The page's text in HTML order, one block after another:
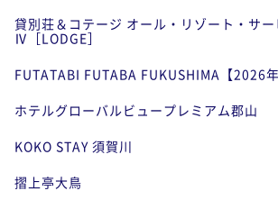
貸別荘＆コテージ オール・リゾート・サ
Ⅳ［LODGE］
FUTATABI FUTABA FUKUSHIMA【2026年
ホテルグローバルビュープレミアム郡山
KOKO STAY 須賀川
摺上亭大鳥